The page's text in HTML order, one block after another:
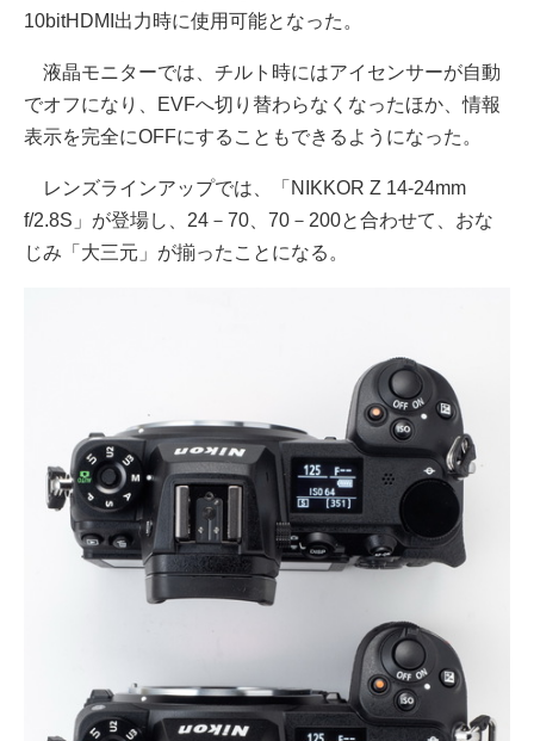
10bitHDMI出力時に使用可能となった。
液晶モニターでは、チルト時にはアイセンサーが自動
でオフになり、EVFへ切り替わらなくなったほか、情報
表示を完全にOFFにすることもできるようになった。
レンズラインアップでは、「NIKKOR Z 14-24mm
f/2.8S」が登場し、24－70、70－200と合わせて、おな
じみ「大三元」が揃ったことになる。